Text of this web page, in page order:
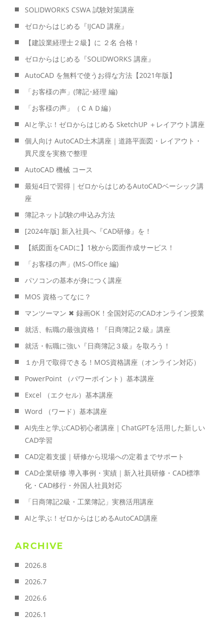
SOLIDWORKS CSWA 試験対策講座
ゼロからはじめる『IJCAD 講座』
【建設業経理士２級】に ２名 合格！
ゼロからはじめる『SOLIDWORKS 講座』
AutoCAD を無料で使うお得な方法【2021年版】
「お客様の声」(簿記･経理 編)
「お客様の声」（ＣＡＤ編）
AIと学ぶ！ゼロからはじめる SketchUP ＋レイアウト講座
個人向け AutoCAD土木講座｜道路平面図・レイアウト・
異尺度を実務で整理
AutoCAD 機械 コース
最短4日で習得｜ゼロからはじめるAutoCADベーシック講
座
簿記ネット試験の申込み方法
[2024年版] 新入社員へ『CAD研修』を！
【紙図面をCADに】1枚から図面作成サービス！
「お客様の声」(MS-Office 編)
パソコンの基本が身につく講座
MOS 資格ってなに？
マンツーマン ✖ 録画OK！全国対応のCADオンライン授業
就活、転職の最強資格！『日商簿記２級』講座
就活・転職に強い『日商簿記３級』を取ろう！
１か月で取得できる！MOS資格講座（オンライン対応）
PowerPoint （パワーポイント）基本講座
Excel （エクセル）基本講座
Word （ワード）基本講座
AI先生と学ぶCAD初心者講座｜ChatGPTを活用した新しい
CAD学習
CAD定着支援｜研修から現場への定着までサポート
CAD企業研修 導入事例・実績｜新入社員研修・CAD標準
化・CAD移行・外国人社員対応
「日商簿記2級・工業簿記」実務活用講座
AIと学ぶ！ゼロからはじめるAutoCAD講座
ARCHIVE
2026.8
2026.7
2026.6
2026.1